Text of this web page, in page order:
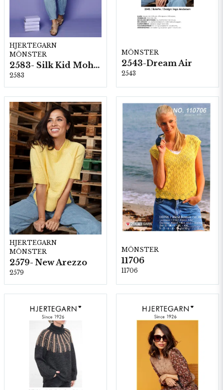
HJERTEGARN
MÖNSTER
2583- Silk Kid Mohair
2583
MÖNSTER
2543-Dream Air
2543
HJERTEGARN
MÖNSTER
2579- New Arezzo
2579
MÖNSTER
11706
11706